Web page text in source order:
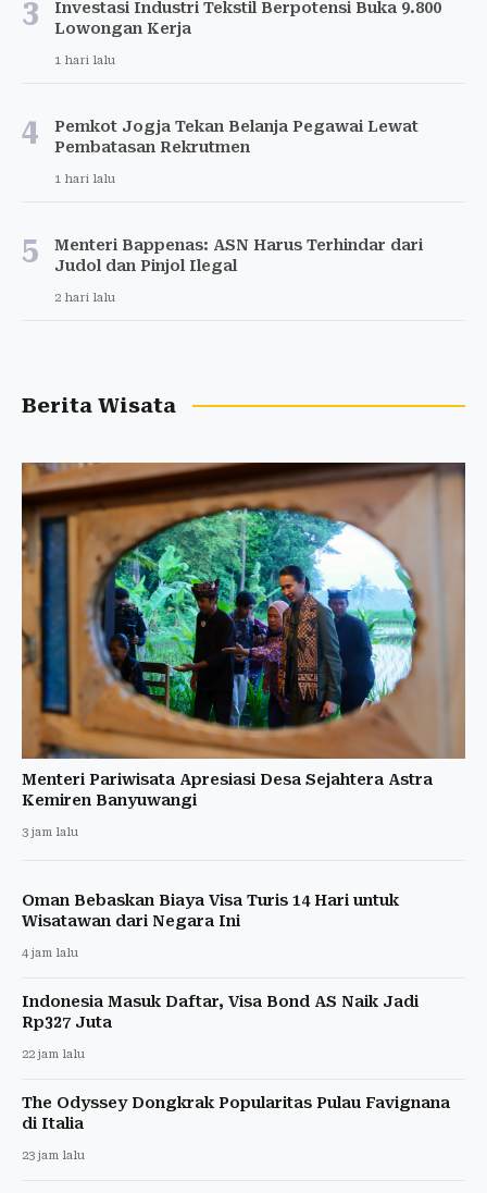
3
Investasi Industri Tekstil Berpotensi Buka 9.800
Lowongan Kerja
1 hari lalu
4
Pemkot Jogja Tekan Belanja Pegawai Lewat
Pembatasan Rekrutmen
1 hari lalu
5
Menteri Bappenas: ASN Harus Terhindar dari
Judol dan Pinjol Ilegal
2 hari lalu
Berita Wisata
Menteri Pariwisata Apresiasi Desa Sejahtera Astra
Kemiren Banyuwangi
3 jam lalu
Oman Bebaskan Biaya Visa Turis 14 Hari untuk
Wisatawan dari Negara Ini
4 jam lalu
Indonesia Masuk Daftar, Visa Bond AS Naik Jadi
Rp327 Juta
22 jam lalu
The Odyssey Dongkrak Popularitas Pulau Favignana
di Italia
23 jam lalu